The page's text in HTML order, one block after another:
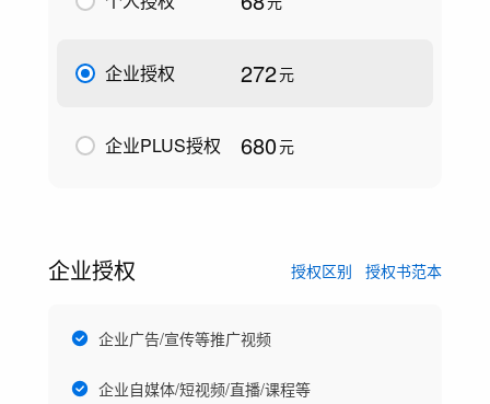
企业授权 272元
企业PLUS授权 680元
企业授权 授权区别 授权书范本
企业广告/宣传等推广视频
企业自媒体/短视频/直播/课程等